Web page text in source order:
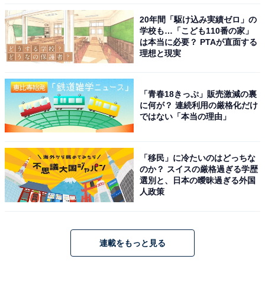
20年間「駆け込み実績ゼロ」の
学校も…「こども110番の家」
は本当に必要？ PTAが直面する
理想と現実
「青春18きっぷ」販売激減の裏
に何が？ 連続利用の厳格化だけ
ではない「本当の理由」
「移民」に冷たいのはどっちな
のか？ スイスの厳格過ぎる学歴
選別と、日本の曖昧過ぎる外国
人政策
連載をもっと見る